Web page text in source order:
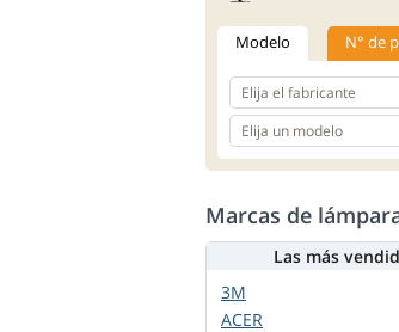
Modelo N° de
Marcas de
Las más
3M
ACER